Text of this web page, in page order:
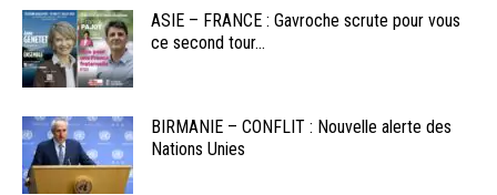
ASIE – FRANCE : Gavroche scrute pour vous
ce second tour...
BIRMANIE – CONFLIT : Nouvelle alerte des
Nations Unies